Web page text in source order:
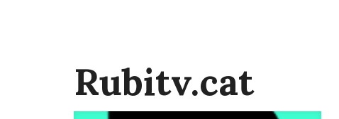
Rubitv.cat